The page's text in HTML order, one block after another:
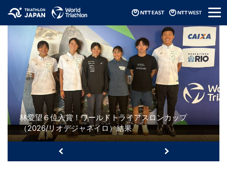
メ
ニ
ュ
ー
林愛望６位入賞！ワールドトライアスロンカップ
（2026/リオデジャネイロ）結果